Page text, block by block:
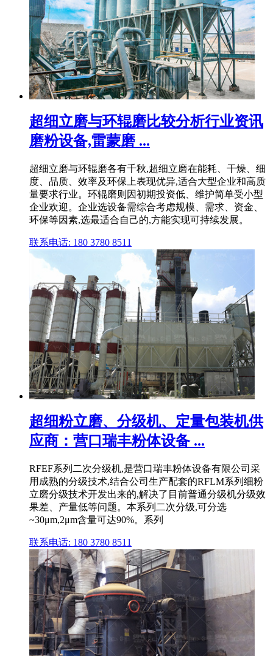
超细立磨与环辊磨比较分析行业资讯
磨粉设备,雷蒙磨 ...
超细立磨与环辊磨各有千秋,超细立磨在能耗、干燥、细
度、品质、效率及环保上表现优异,适合大型企业和高质
量要求行业。环辊磨则因初期投资低、维护简单受小型
企业欢迎。企业选设备需综合考虑规模、需求、资金、
环保等因素,选最适合自己的,方能实现可持续发展。
联系电话: 180 3780 8511
超细粉立磨、分级机、定量包装机供
应商：营口瑞丰粉体设备 ...
RFEF系列二次分级机,是营口瑞丰粉体设备有限公司采
用成熟的分级技术,结合公司生产配套的RFLM系列细粉
立磨分级技术开发出来的,解决了目前普通分级机分级效
果差、产量低等问题。本系列二次分级,可分选
~30μm,2μm含量可达90%。系列
联系电话: 180 3780 8511